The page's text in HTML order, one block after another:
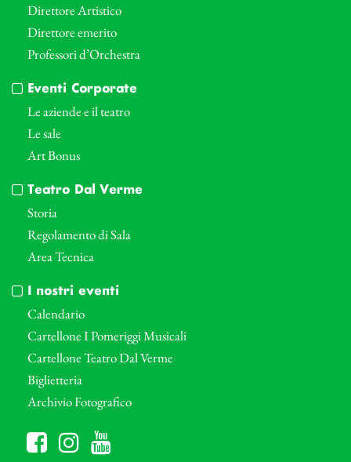
Direttore Artistico
Direttore emerito
Professori d’Orchestra
Eventi Corporate
Le aziende e il teatro
Le sale
Art Bonus
Teatro Dal Verme
Storia
Regolamento di Sala
Area Tecnica
I nostri eventi
Calendario
Cartellone I Pomeriggi Musicali
Cartellone Teatro Dal Verme
Biglietteria
Archivio Fotografico